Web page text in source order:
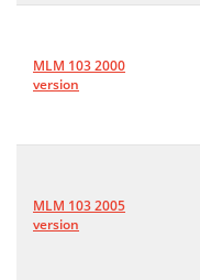
MLM 103 2000
version
MLM 103 2005
version